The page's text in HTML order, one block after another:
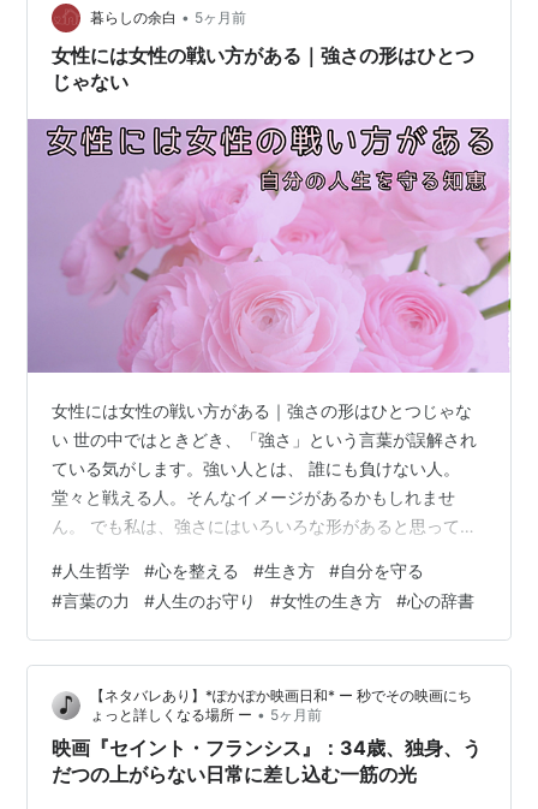
いて考えさせられる。二階に５つの独立した居室とトイ
レと洗面台も独立した部屋になっている。庭も素敵…
暮らしの余白 • 5ヶ月前
女性には女性の戦い方がある｜強さの形はひとつ
じゃない
女性には女性の戦い方がある｜強さの形はひとつじゃな
い 世の中ではときどき、「強さ」という言葉が誤解され
ている気がします。強い人とは、 誰にも負けない人。
堂々と戦える人。そんなイメージがあるかもしれませ
ん。 でも私は、強さにはいろいろな形があると思ってい
会の仕組みを見ても、戦いの多くは「力」で語られてき
ました。競争。 勝敗。 支配。そうした世界では、「強
さ」はどうしても力のイメージになります。けれど女性
には、もう少し違う強さの形があると私は思っていま
す。知恵。 柔らかさ。 距離の取り方。 環境を選ぶ力。
それは、必ずしも正面から戦う強さではありま…
#人生哲学 #心を整える #生き方 #自分を守る
#言葉の力 #人生のお守り #女性の生き方 #心の辞書
【ネタバレあり】*ぽかぽか映画日和* ー 秒でその映画にち
ょっと詳しくなる場所 ー • 5ヶ月前
映画『セイント・フランシス』：34歳、独身、う
だつの上がらない日常に差し込む一筋の光